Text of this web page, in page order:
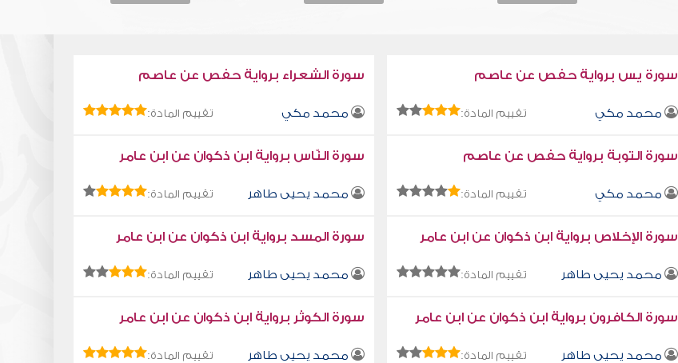
سورة يس برواية حفص عن عاصم
محمد مكي تقييم المادة:
سورة الشعراء برواية حفص عن عاصم
محمد مكي تقييم المادة:
سورة التوبة برواية حفص عن عاصم
محمد مكي تقييم المادة:
سورة النّاس برواية ابن ذكوان عن ابن عامر
محمد يحيى طاهر تقييم المادة:
سورة الإخلاص برواية ابن ذكوان عن ابن عامر
محمد يحيى طاهر تقييم المادة:
سورة المسد برواية ابن ذكوان عن ابن عامر
محمد يحيى طاهر تقييم المادة:
سورة الكافرون برواية ابن ذكوان عن ابن عامر
محمد يحيى طاهر تقييم المادة:
سورة الكوثر برواية ابن ذكوان عن ابن عامر
محمد يحيى طاهر تقييم المادة: